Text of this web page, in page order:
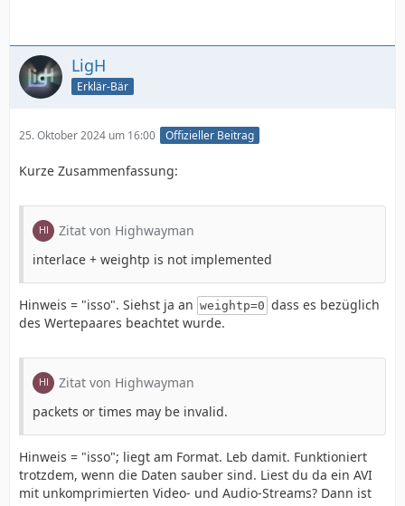
LigH
Erklär-Bär
25. Oktober 2024 um 16:00 Offizieller Beitrag
Kurze Zusammenfassung:
Zitat von Highwayman
interlace + weightp is not implemented
Hinweis = "isso". Siehst ja an weightp=0 dass es bezüglich
des Wertepaares beachtet wurde.
Zitat von Highwayman
packets or times may be invalid.
Hinweis = "isso"; liegt am Format. Leb damit. Funktioniert
trotzdem, wenn die Daten sauber sind. Liest du da ein AVI
mit unkomprimierten Video- und Audio-Streams? Dann ist